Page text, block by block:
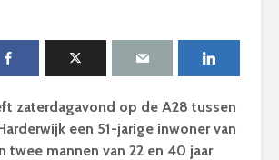
zaterdagavond op de A28 tussen
een 51-jarige inwoner van
twee mannen van 22 en 40 jaar